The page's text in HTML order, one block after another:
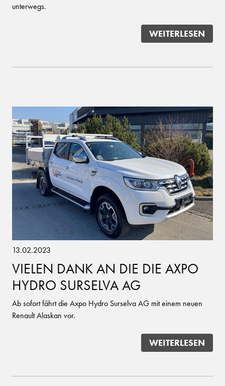
unterwegs.
WEITERLESEN
13.02.2023
VIELEN DANK AN DIE DIE AXPO
HYDRO SURSELVA AG
Ab sofort fährt die Axpo Hydro Surselva AG mit einem neuen
Renault Alaskan vor.
WEITERLESEN